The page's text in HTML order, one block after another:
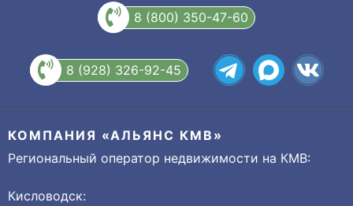
8 (800) 350-47-60
8 (928) 326-92-45
КОМПАНИЯ «АЛЬЯНС КМВ»
Региональный оператор недвижимости на КМВ:
Кисловодск: